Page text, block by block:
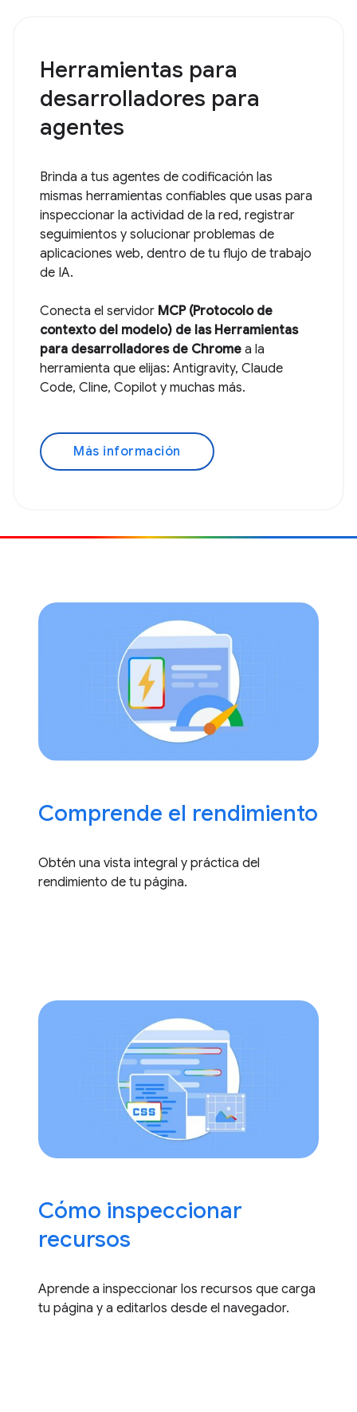
Herramientas para
desarrolladores para
agentes
Brinda a tus agentes de codificación las
mismas herramientas confiables que usas para
inspeccionar la actividad de la red, registrar
seguimientos y solucionar problemas de
aplicaciones web, dentro de tu flujo de trabajo
de IA.
Conecta el servidor MCP (Protocolo de
contexto del modelo) de las Herramientas
para desarrolladores de Chrome a la
herramienta que elijas: Antigravity, Claude
Code, Cline, Copilot y muchas más.
Más información
Comprende el rendimiento
Obtén una vista integral y práctica del
rendimiento de tu página.
Cómo inspeccionar
recursos
Aprende a inspeccionar los recursos que carga
tu página y a editarlos desde el navegador.